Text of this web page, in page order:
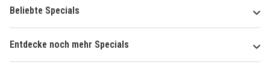
Beliebte Specials
Entdecke noch mehr Specials